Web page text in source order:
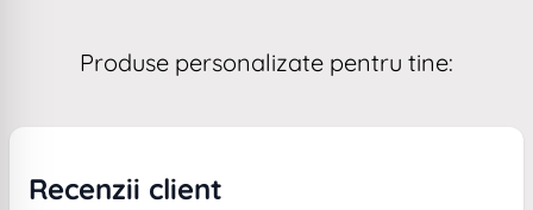
Produse personalizate pentru tine:
Recenzii client